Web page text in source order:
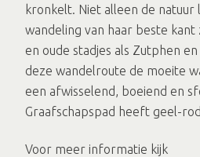
kronkelt. Niet alleen de natuur
wandeling van haar beste kant
en oude stadjes als Zutphen
deze wandelroute de moeite
een afwisselend, boeiend en
Graafschapspad heeft geel-
Voor meer informatie kijk